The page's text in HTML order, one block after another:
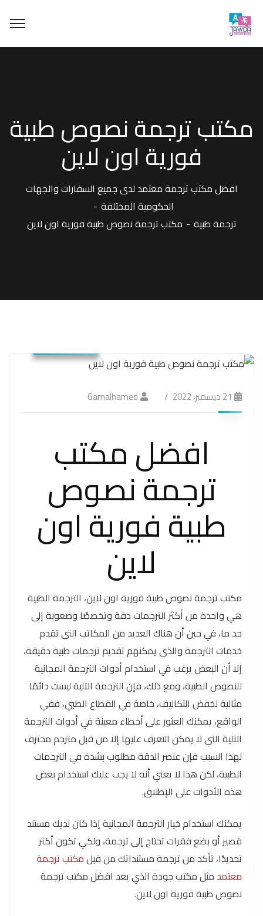
مكتب ترجمة نصوص طبية
فورية اون لاين
افضل مكتب ترجمة معتمد لدى جميع السفارات والجهات
الحكومية المختلفة
ترجمة طبية
مكتب ترجمة نصوص طبية فورية اون لاين
21 ديسمبر، 2022 Gamalhamed
افضل مكتب
ترجمة نصوص
طبية فورية اون
لاين
مكتب ترجمة نصوص طبية فورية اون لاين، الترجمة الطبية
هي واحدة من أكثر الترجمات دقة وتخصصًا وصعوبة إلى
حد ما، في حين أن هناك العديد من المكاتب التى تقدم
خدمات الترجمة والذي يمكنهم تقديم ترجمات طبية دقيقة،
إلا أن البعض يرغب في استخدام أدوات الترجمة المجانية
للنصوص الطبية، ومع ذلك، فإن الترجمة الآلية ليست دائمًا
مثالية لخفض التكاليف، خاصة في القطاع الطبي، ففي
الواقع، يمكنك العثور على أخطاء معينة في أدوات الترجمة
الآلية التي لا يمكن التعرف عليها إلا من قبل مترجم محترف
لهذا السبب فإن عنصر الدقة مطلوب بشدة في الترجمات
الطبية، لكن هذا لا يعني أنه لا يجب عليك استخدام بعض
هذه الأدوات على الإطلاق.
يمكنك استخدام خيار الترجمة المجانية إذا كان لديك مستند
قصير أو بضع فقرات تحتاج إلى ترجمة، ولكي تكون أكثر
تحديدًا، تأكد من ترجمة مستنداتك من قبلمكتب ترجمة
معتمد مثل مكتب جودة الذي يعد افضل مكتب ترجمة
نصوص طبية فورية اون لاين.